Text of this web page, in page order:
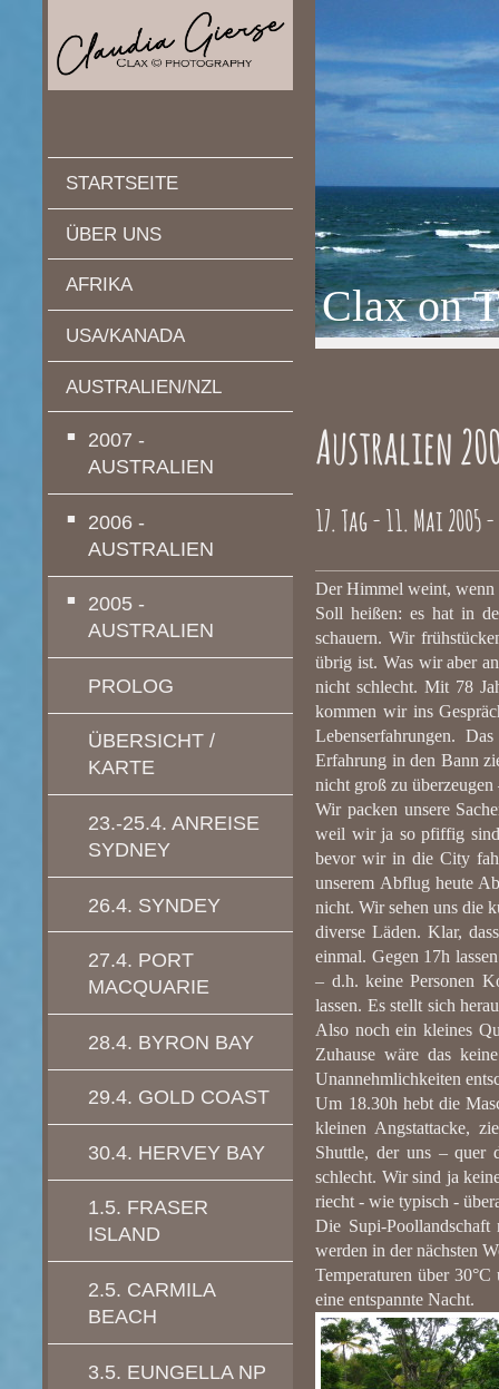
STARTSEITE
ÜBER UNS
AFRIKA
USA/KANADA
AUSTRALIEN/NZL
2007 -
AUSTRALIEN
2006 -
AUSTRALIEN
2005 -
AUSTRALIEN
PROLOG
ÜBERSICHT /
KARTE
23.-25.4. ANREISE
SYDNEY
26.4. SYNDEY
27.4. PORT
MACQUARIE
28.4. BYRON BAY
29.4. GOLD COAST
30.4. HERVEY BAY
1.5. FRASER
ISLAND
2.5. CARMILA
BEACH
3.5. EUNGELLA NP
Clax on
Australien
17. Tag - 11. Mai
Der Himmel weint, wenn
Soll heißen: es hat in
schauern. Wir
übrig ist. Was wir aber
nicht schlecht. Mit 78
kommen wir ins
Lebenserfahrungen.
Erfahrung in den Bann
nicht groß zu
Wir packen unsere
weil wir ja so pfiffig sind
bevor wir in die City
unserem Abflug heute
nicht. Wir sehen uns die
diverse Läden. Klar,
einmal. Gegen 17h
– d.h. keine Personen
lassen. Es stellt sich
Also noch ein kleines
Zuhause wäre das
Unannehmlichkeiten
Um 18.30h hebt die
kleinen Angstattacke,
Shuttle, der uns – quer
schlecht. Wir sind ja
riecht - wie typisch -
Die Supi-
werden in der nächsten
Temperaturen über
eine entspannte Nacht.